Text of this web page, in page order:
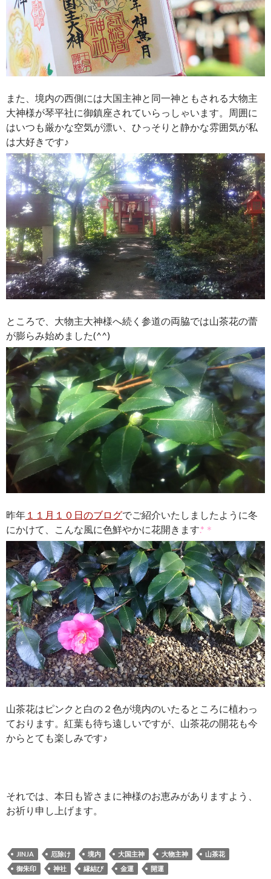
また、境内の西側には大国主神と同一神ともされる大物主
大神様が琴平社に御鎮座されていらっしゃいます。周囲に
はいつも厳かな空気が漂い、ひっそりと静かな雰囲気が私
は大好きです♪
ところで、大物主大神様へ続く参道の両脇では山茶花の蕾
が膨らみ始めました(^^)
昨年 １１月１０日のブログでご紹介いたしましたように冬
にかけて、こんな風に色鮮やかに花開きます.*＊
山茶花はピンクと白の２色が境内のいたるところに植わっ
ております。紅葉も待ち遠しいですが、山茶花の開花も今
からとても楽しみです♪
それでは、本日も皆さまに神様のお恵みがありますよう、
お祈り申し上げます。
JINJA 厄除け 境内 大国主神 大物主神
山茶花
御朱印
神社 縁結び 金運 開運